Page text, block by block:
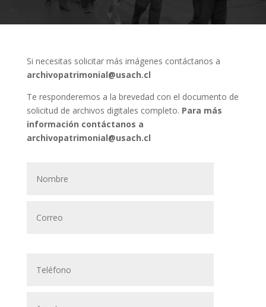
Si necesitas solicitar más imágenes contáctanos a
archivopatrimonial@usach.cl
Te responderemos a la brevedad con el documento de
solicitud de archivos digitales completo. Para más
información contáctanos a
archivopatrimonial@usach.cl